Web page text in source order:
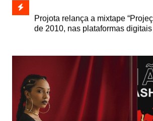
e abre
autoral,
de 2010, nas plataformas digitais